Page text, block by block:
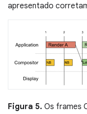
apresentado
Figura 5. Os frames